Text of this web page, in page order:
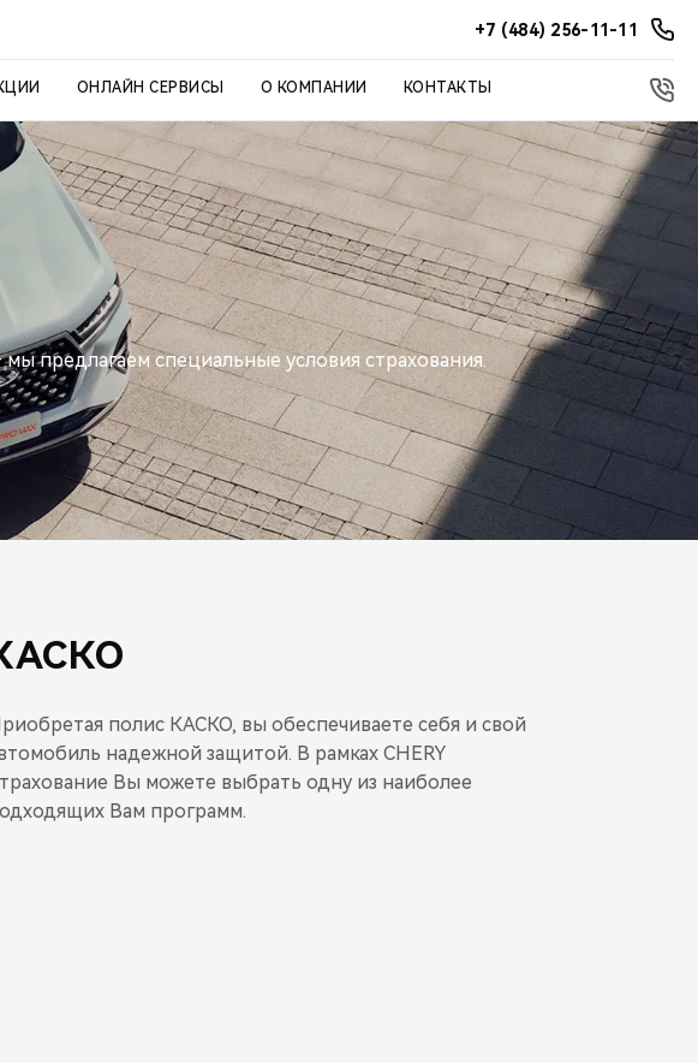
+7 (484) 256-11-11
ОНЛАЙН СЕРВИСЫ О КОМПАНИИ КОНТАКТЫ
предлагаем специальные условия страхования.
полис КАСКО, вы обеспечиваете себя и свой
надежной защитой. В рамках CHERY
Вы можете выбрать одну из наиболее
Вам программ.